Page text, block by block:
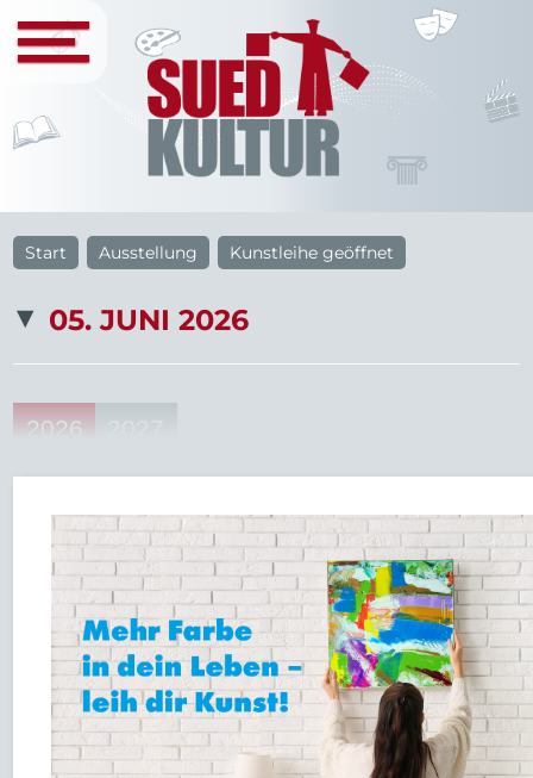
Start Ausstellung Kunstleihe geöffnet
05. JUNI 2026
2026
Aug Sep Okt Nov Dez